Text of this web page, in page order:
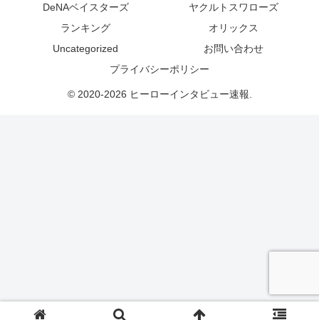
DeNAベイスターズ
ヤクルトスワローズ
ランキング
オリックス
Uncategorized
お問い合わせ
プライバシーポリシー
© 2020-2026 ヒーローインタビュー速報.